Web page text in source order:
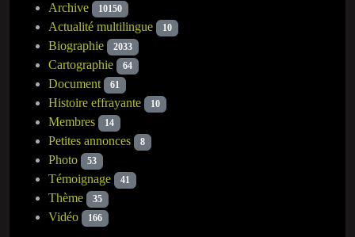
Archive 10150
Actualité multilingue 10
Biographie 2033
Cartographie 64
Document 61
Histoire effrayante 10
Membres 14
Petites annonces 8
Photo 53
Témoignage 41
Thème 35
Vidéo 166